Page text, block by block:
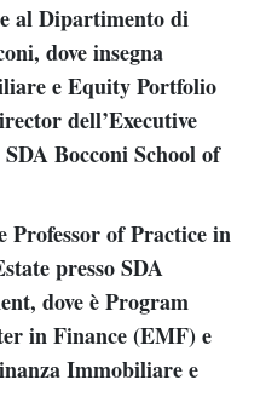
al Dipartimento di
dove insegna
e Equity Portfolio
dell’Executive
Bocconi School of
Professor of Practice in
presso SDA
dove è Program
in Finance (EMF) e
Immobiliare e